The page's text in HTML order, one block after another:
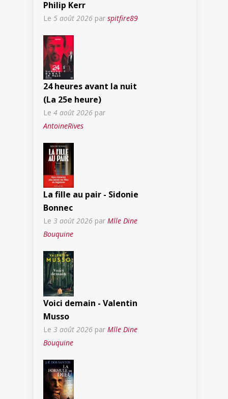
Philip Kerr
Le 5 août 2026 par spitfire89
24 heures avant la nuit
(La 25e heure)
Le 4 août 2026 par
AntoineRives
La fille au pair - Sidonie
Bonnec
Le 3 août 2026 par Mlle Dine
Bouquine
Voici demain - Valentin
Musso
Le 3 août 2026 par Mlle Dine
Bouquine